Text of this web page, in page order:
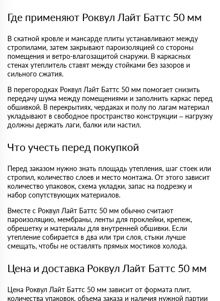
Где применяют Роквул Лайт Баттс 50 мм
В скатной кровле и мансарде плиты устанавливают между
стропилами, затем закрывают пароизоляцией со стороны
помещения и ветро-влагозащитой снаружи. В каркасных
стенах утеплитель ставят между стойками без зазоров и
сильного сжатия.
В перегородках Роквул Лайт Баттс 50 мм помогает снизить
передачу шума между помещениями и заполнить каркас перед
обшивкой. В перекрытиях, чердаках и полу по лагам материал
укладывают в свободное пространство конструкции – нагрузку
должны держать лаги, балки или настил.
Что учесть перед покупкой
Перед заказом нужно знать площадь утепления, шаг стоек или
стропил, количество слоев и место монтажа. От этого зависит
количество упаковок, схема укладки, запас на подрезку и
набор сопутствующих материалов.
Вместе с Роквул Лайт Баттс 50 мм обычно считают
пароизоляцию, мембраны, ленты для проклейки, крепеж,
обрешетку и материалы для внутренней обшивки. Если
утепление собирается в два или три слоя, стыки лучше
смещать, чтобы не оставлять прямых мостиков холода.
Цена и доставка Роквул Лайт Баттс 50 мм
Цена Роквул Лайт Баттс 50 мм зависит от формата плит,
количества упаковок, объема заказа и наличия нужной партии